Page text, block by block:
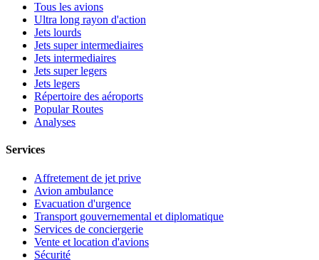
Tous les avions
Ultra long rayon d'action
Jets lourds
Jets super intermediaires
Jets intermediaires
Jets super legers
Jets legers
Répertoire des aéroports
Popular Routes
Analyses
Services
Affretement de jet prive
Avion ambulance
Evacuation d'urgence
Transport gouvernemental et diplomatique
Services de conciergerie
Vente et location d'avions
Sécurité